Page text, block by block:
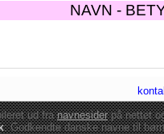
NAVN -
ud franavnesiderpå nettet
: Godkendte danskenavne til børn